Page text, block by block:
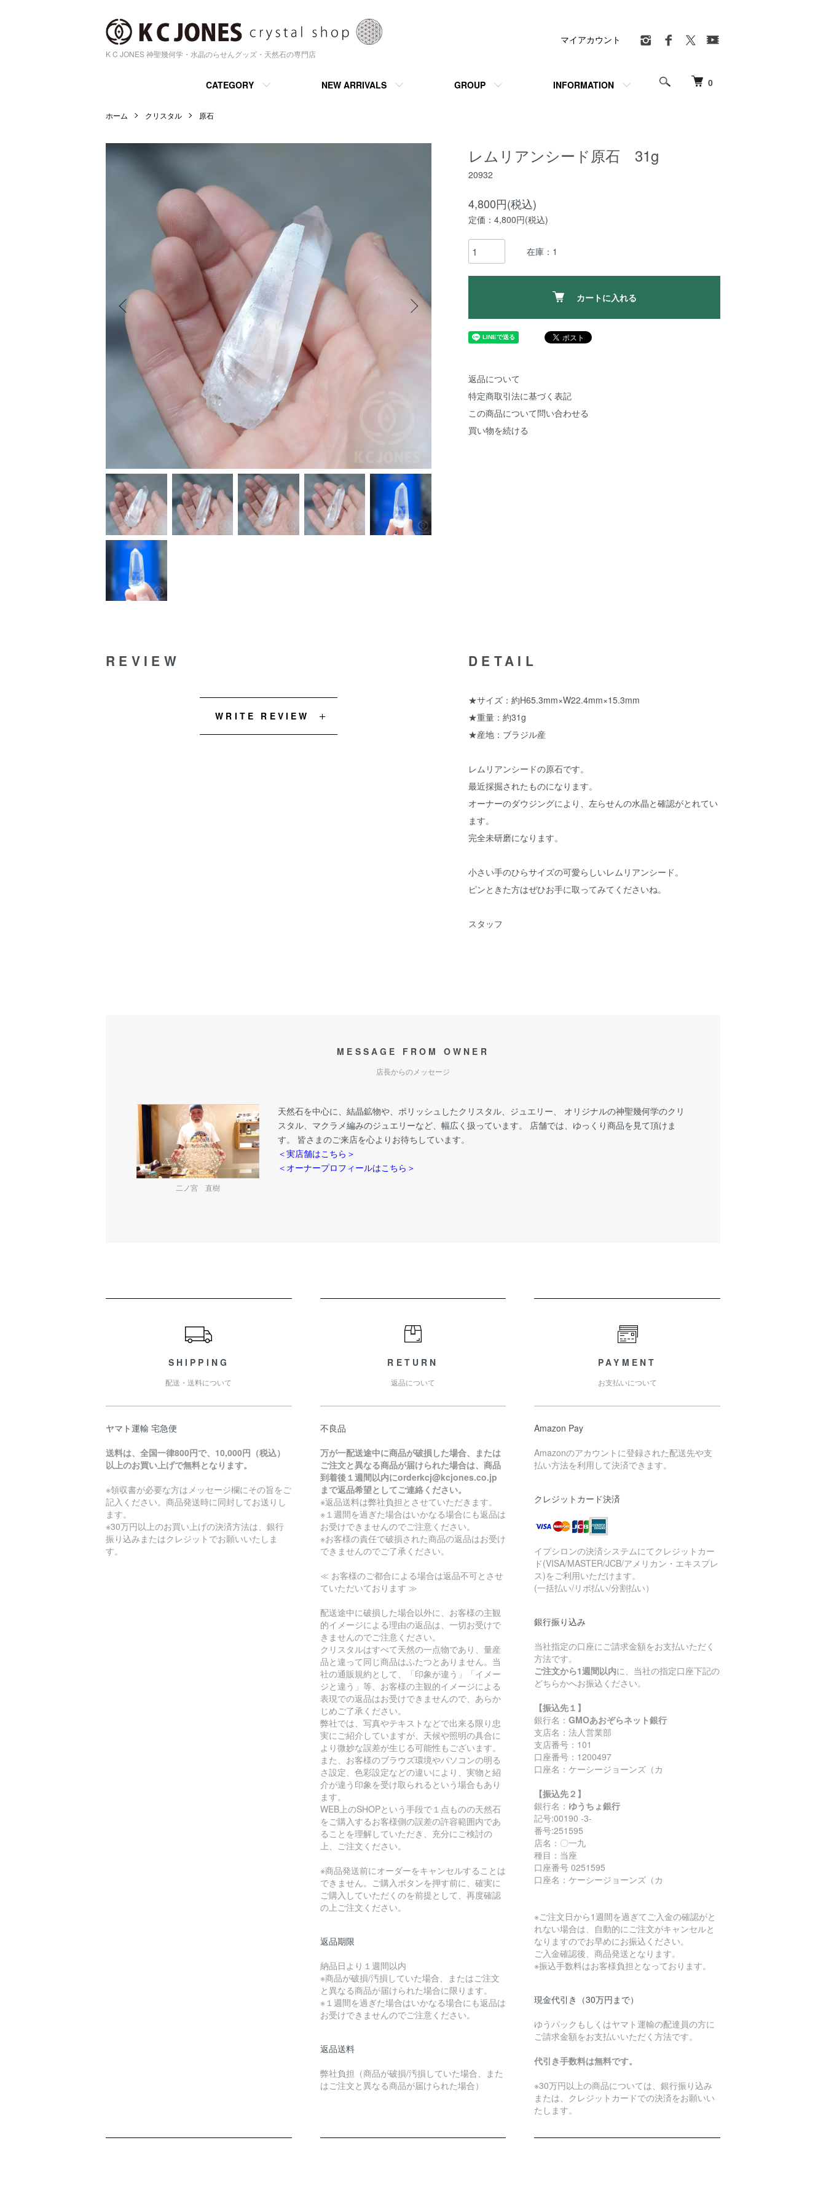
K C JONES 神聖幾何学・水晶のらせんグッズ・天然石の専門店
0
CATEGORY NEW ARRIVALS GROUP INFORMATION
マイアカウント
ホーム クリスタル 原石
レムリアンシード原石 31g
20932
4,800円(税込)
定価：4,800円(税込)
在庫：1
カートに入れる
返品について
特定商取引法に基づく表記
この商品について問い合わせる
買い物を続ける
DETAIL
★サイズ：約H65.3mm×W22.4mm×15.3mm
★重量：約31g
★産地：ブラジル産
レムリアンシードの原石です。
最近採掘されたものになります。
オーナーのダウジングにより、左らせんの水晶と確認がとれてい
ます。
完全未研磨になります。
小さい手のひらサイズの可愛らしいレムリアンシード。
ピンときた方はぜひお手に取ってみてくださいね。
スタッフ
REVIEW
WRITE REVIEW
MESSAGE FROM OWNER
店長からのメッセージ
二ノ宮 直樹
天然石を中心に、結晶鉱物や、ポリッシュしたクリスタル、ジュエリー、 オリジナルの神聖幾何学のクリ
スタル、マクラメ編みのジュエリーなど、幅広く扱っています。 店舗では、ゆっくり商品を見て頂けま
す。 皆さまのご来店を心よりお待ちしています。
＜実店舗はこちら＞
＜オーナープロフィールはこちら＞
SHIPPING
配送・送料について
ヤマト運輸 宅急便
送料は、全国一律800円で、10,000円（税込）
以上のお買い上げで無料となります。
※領収書が必要な方はメッセージ欄にその旨をご
記入ください。商品発送時に同封してお送りし
ます。
※30万円以上のお買い上げの決済方法は、銀行
振り込みまたはクレジットでお願いいたしま
す。
RETURN
返品について
不良品
万が一配送途中に商品が破損した場合、または
ご注文と異なる商品が届けられた場合は、商品
到着後１週間以内にorderkcj@kcjones.co.jp
まで返品希望としてご連絡ください。
※返品送料は弊社負担とさせていただきます。
※１週間を過ぎた場合はいかなる場合にも返品は
お受けできませんのでご注意ください。
※お客様の責任で破損された商品の返品はお受け
できませんのでご了承ください。
≪ お客様のご都合による場合は返品不可とさせ
ていただいております ≫
配送途中に破損した場合以外に、お客様の主観
的イメージによる理由の返品は、一切お受けで
きませんのでご注意ください。
クリスタルはすべて天然の一点物であり、量産
品と違って同じ商品はふたつとありません。当
社の通販規約として、「印象が違う」「イメー
ジと違う」等、お客様の主観的イメージによる
表現での返品はお受けできませんので、あらか
じめご了承ください。
弊社では、写真やテキストなどで出来る限り忠
実にご紹介していますが、天候や照明の具合に
より微妙な誤差が生じる可能性もございます。
また、お客様のブラウズ環境やパソコンの明る
さ設定、色彩設定などの違いにより、実物と紹
介が違う印象を受け取られるという場合もあり
ます。
WEB上のSHOPという手段で１点ものの天然石
をご購入するお客様側の誤差の許容範囲内であ
ることを理解していただき、充分にご検討の
上、ご注文ください。
※商品発送前にオーダーをキャンセルすることは
できません。ご購入ボタンを押す前に、確実に
ご購入していただくのを前提として、再度確認
の上ご注文ください。
返品期限
納品日より１週間以内
※商品が破損/汚損していた場合、またはご注文
と異なる商品が届けられた場合に限ります。
※１週間を過ぎた場合はいかなる場合にも返品は
お受けできませんのでご注意ください。
返品送料
弊社負担（商品が破損/汚損していた場合、また
はご注文と異なる商品が届けられた場合）
PAYMENT
お支払いについて
Amazon Pay
Amazonのアカウントに登録された配送先や支
払い方法を利用して決済できます。
クレジットカード決済
イプシロンの決済システムにてクレジットカー
ド(VISA/MASTER/JCB/アメリカン・エキスプレ
ス)をご利用いただけます。
(一括払い/リボ払い/分割払い）
銀行振り込み
当社指定の口座にご請求金額をお支払いただく
方法です。
ご注文から1週間以内に、当社の指定口座下記の
どちらかへお振込ください。
【振込先１】
銀行名：GMOあおぞらネット銀行
支店名：法人営業部
支店番号：101
口座番号：1200497
口座名：ケーシージョーンズ（カ
【振込先２】
銀行名： ゆうちょ銀行
記号:00190 -3-
番号:251595
店名：〇一九
種目：当座
口座番号 0251595
口座名：ケーシージョーンズ（カ
※ご注文日から1週間を過ぎてご入金の確認がと
れない場合は、自動的にご注文がキャンセルと
なりますのでお早めにお振込ください。
ご入金確認後、商品発送となります。
※振込手数料はお客様負担となっております。
現金代引き（30万円まで）
ゆうパックもしくはヤマト運輸の配達員の方に
ご請求金額をお支払いいただく方法です。
代引き手数料は無料です。
※30万円以上の商品については、銀行振り込み
または、クレジットカードでの決済をお願いい
たします。